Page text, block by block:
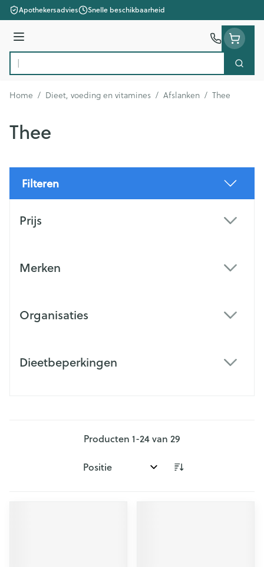
Ga naar de inhoud
Apothekersadvies Snelle beschikbaarheid
Menu
Product, merk, categorie... Zoek
Home / Dieet, voeding en vitamines / Afslanken / Thee
Thee
Filteren
Prijs
Merken
Organisaties
Dieetbeperkingen
Producten 1-24van 29
Sorteer op: